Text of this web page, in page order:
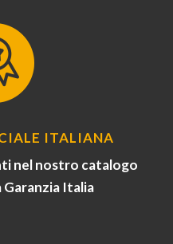
ITALIANA
nel nostro catalogo
Italia